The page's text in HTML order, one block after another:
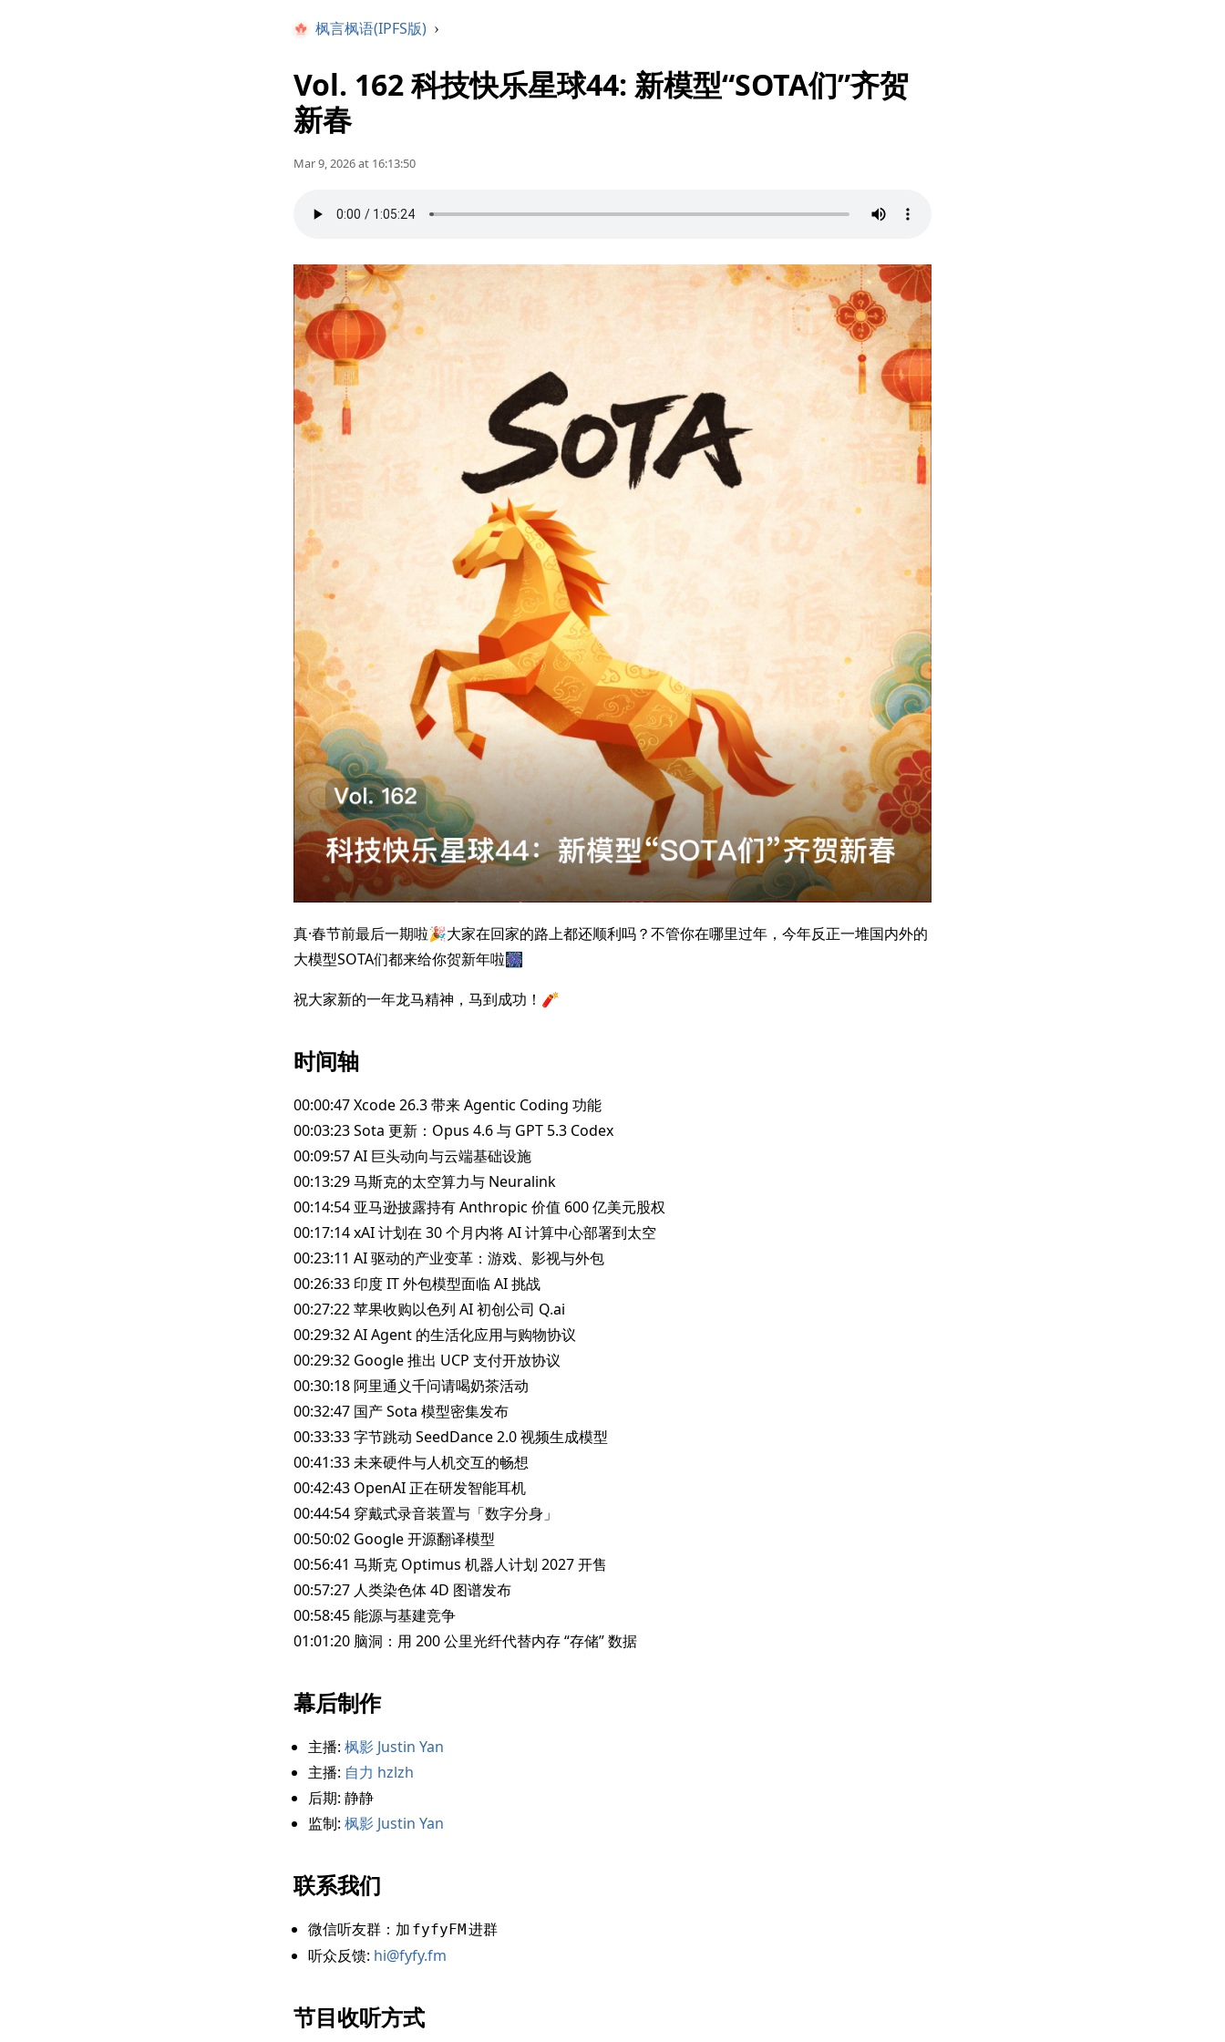
枫言枫语(IPFS版) ›
Vol. 162 科技快乐星球44: 新模型“SOTA们”齐贺
新春
Mar 9, 2026 at 16:13:50
真·春节前最后一期啦🎉大家在回家的路上都还顺利吗？不管你在哪里过年，今年反正一堆国内外的
大模型SOTA们都来给你贺新年啦🎆
祝大家新的一年龙马精神，马到成功！🧨
时间轴
00:00:47 Xcode 26.3 带来 Agentic Coding 功能
00:03:23 Sota 更新：Opus 4.6 与 GPT 5.3 Codex
00:09:57 AI 巨头动向与云端基础设施
00:13:29 马斯克的太空算力与 Neuralink
00:14:54 亚马逊披露持有 Anthropic 价值 600 亿美元股权
00:17:14 xAI 计划在 30 个月内将 AI 计算中心部署到太空
00:23:11 AI 驱动的产业变革：游戏、影视与外包
00:26:33 印度 IT 外包模型面临 AI 挑战
00:27:22 苹果收购以色列 AI 初创公司 Q.ai
00:29:32 AI Agent 的生活化应用与购物协议
00:29:32 Google 推出 UCP 支付开放协议
00:30:18 阿里通义千问请喝奶茶活动
00:32:47 国产 Sota 模型密集发布
00:33:33 字节跳动 SeedDance 2.0 视频生成模型
00:41:33 未来硬件与人机交互的畅想
00:42:43 OpenAI 正在研发智能耳机
00:44:54 穿戴式录音装置与「数字分身」
00:50:02 Google 开源翻译模型
00:56:41 马斯克 Optimus 机器人计划 2027 开售
00:57:27 人类染色体 4D 图谱发布
00:58:45 能源与基建竞争
01:01:20 脑洞：用 200 公里光纤代替内存 “存储” 数据
幕后制作
主播: 枫影 Justin Yan
主播: 自力 hzlzh
后期: 静静
监制: 枫影 Justin Yan
联系我们
微信听友群：加 fyfyFM进群
听众反馈: hi@fyfy.fm
节目收听方式